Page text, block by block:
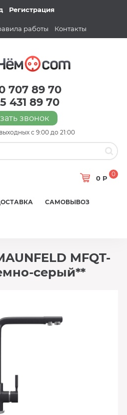
Регистрация
работы Контакты
707 89 70
431 89 70
звонок
с 9:00 до 21:00
0 Р
0
САМОВЫВОЗ
MFQT-
серый**